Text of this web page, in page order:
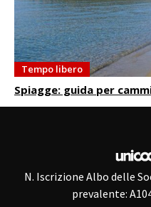
Tempo libero
Spiagge: guida per
N. Iscrizione Albo delle
prevalente: